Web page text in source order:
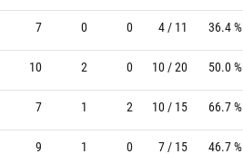
7 0 0 4 / 11 36.4 %
10 2 0 10 / 20 50.0 %
7 1 2 10 / 15 66.7 %
9 1 0 7 / 15 46.7 %